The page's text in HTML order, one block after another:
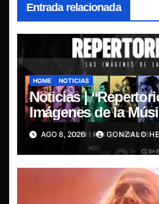
Entrada relacionada
HOME NOTICIAS
Noticias |
Imágenes de la
la esencia del nuevo
nacional
AGO 8, 2026 GONZALO